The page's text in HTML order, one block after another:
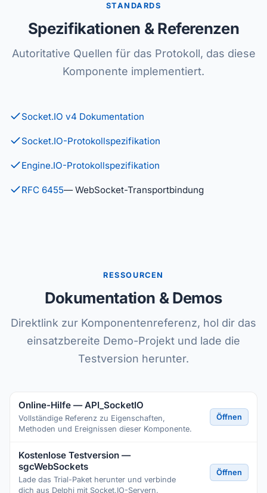
STANDARDS
Spezifikationen & Referenzen
Autoritative Quellen für das Protokoll, das diese
Komponente implementiert.
Socket.IO v4 Dokumentation
Socket.IO-Protokollspezifikation
Engine.IO-Protokollspezifikation
RFC 6455— WebSocket-Transportbindung
RESSOURCEN
Dokumentation & Demos
Direktlink zur Komponentenreferenz, hol dir das
einsatzbereite Demo-Projekt und lade die
Testversion herunter.
Online-Hilfe — API_SocketIO
Vollständige Referenz zu Eigenschaften,
Methoden und Ereignissen dieser Komponente.
Öffnen
Kostenlose Testversion —
sgcWebSockets
Lade das Trial-Paket herunter und verbinde
dich aus Delphi mit Socket.IO-Servern.
Öffnen